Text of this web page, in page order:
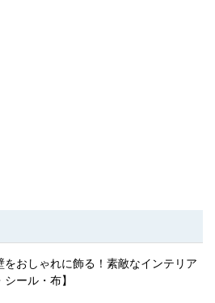
をおしゃれに飾る！素敵なインテリア
ール・布】